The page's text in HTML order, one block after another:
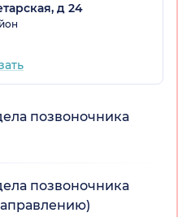
д 24
позвоночника
позвоночника